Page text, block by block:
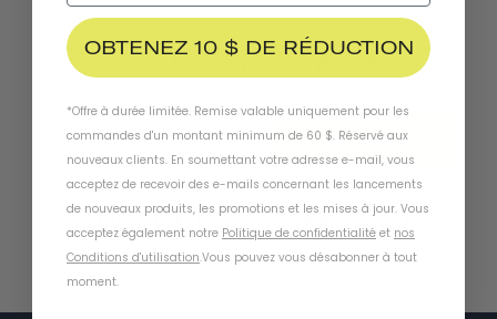
Restez En Contact
S'ABONNER
OBTENEZ 10 $ DE RÉDUCTION
*Offre à durée limitée. Remise valable uniquement pour les
commandes d'un montant minimum de 60 $. Réservé aux
nouveaux clients. En soumettant votre adresse e-mail, vous
acceptez de recevoir des e-mails concernant les lancements
de nouveaux produits, les promotions et les mises à jour. Vous
acceptez également notre Politique de confidentialité et nos
Conditions d'utilisation.Vous pouvez vous désabonner à tout
moment.